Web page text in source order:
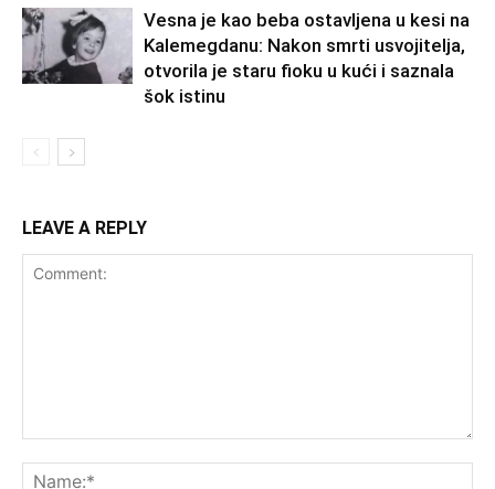
Vesna je kao beba ostavljena u kesi na
Kalemegdanu: Nakon smrti usvojitelja,
otvorila je staru fioku u kući i saznala
šok istinu
LEAVE A REPLY